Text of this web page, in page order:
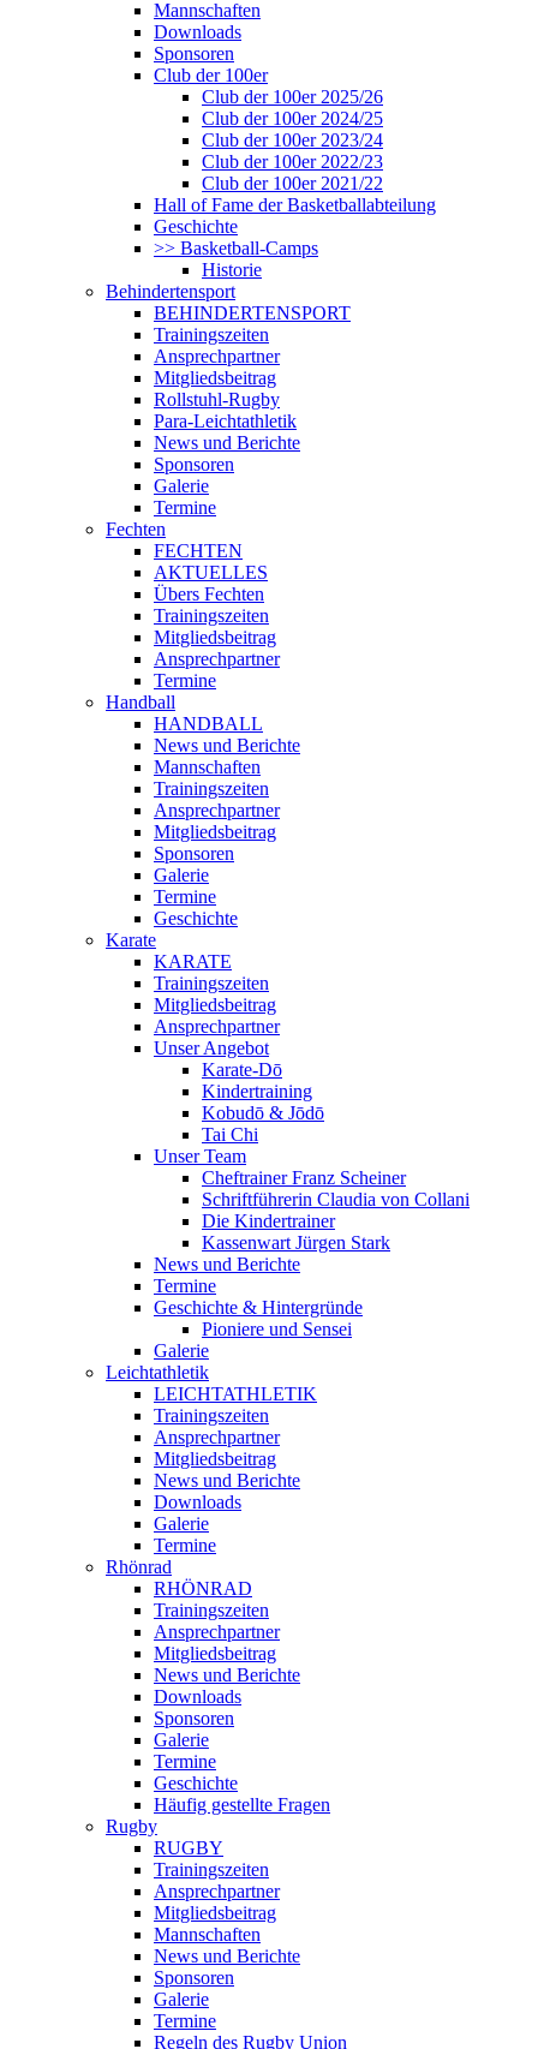
Mannschaften
Downloads
Sponsoren
Club der 100er
Club der 100er 2025/26
Club der 100er 2024/25
Club der 100er 2023/24
Club der 100er 2022/23
Club der 100er 2021/22
Hall of Fame der Basketballabteilung
Geschichte
>> Basketball-Camps
Historie
Behindertensport
BEHINDERTENSPORT
Trainingszeiten
Ansprechpartner
Mitgliedsbeitrag
Rollstuhl-Rugby
Para-Leichtathletik
News und Berichte
Sponsoren
Galerie
Termine
Fechten
FECHTEN
AKTUELLES
Übers Fechten
Trainingszeiten
Mitgliedsbeitrag
Ansprechpartner
Termine
Handball
HANDBALL
News und Berichte
Mannschaften
Trainingszeiten
Ansprechpartner
Mitgliedsbeitrag
Sponsoren
Galerie
Termine
Geschichte
Karate
KARATE
Trainingszeiten
Mitgliedsbeitrag
Ansprechpartner
Unser Angebot
Karate-Dō
Kindertraining
Kobudō & Jōdō
Tai Chi
Unser Team
Cheftrainer Franz Scheiner
Schriftführerin Claudia von Collani
Die Kindertrainer
Kassenwart Jürgen Stark
News und Berichte
Termine
Geschichte & Hintergründe
Pioniere und Sensei
Galerie
Leichtathletik
LEICHTATHLETIK
Trainingszeiten
Ansprechpartner
Mitgliedsbeitrag
News und Berichte
Downloads
Galerie
Termine
Rhönrad
RHÖNRAD
Trainingszeiten
Ansprechpartner
Mitgliedsbeitrag
News und Berichte
Downloads
Sponsoren
Galerie
Termine
Geschichte
Häufig gestellte Fragen
Rugby
RUGBY
Trainingszeiten
Ansprechpartner
Mitgliedsbeitrag
Mannschaften
News und Berichte
Sponsoren
Galerie
Termine
Regeln des Rugby Union